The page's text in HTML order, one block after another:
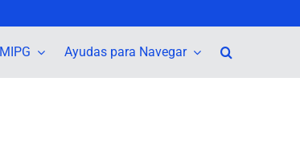
MIPG Ayudas para Navegar